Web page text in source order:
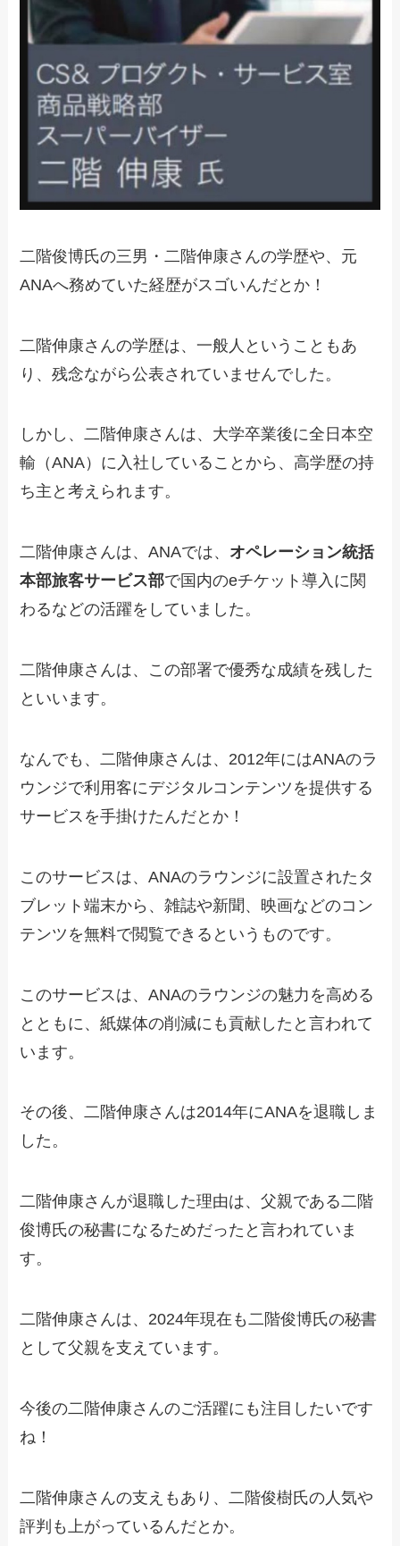
二階俊博氏の三男・二階伸康さんの学歴や、元
ANAへ務めていた経歴がスゴいんだとか！
二階伸康さんの学歴は、一般人ということもあ
り、残念ながら公表されていませんでした。
しかし、二階伸康さんは、大学卒業後に全日本空
輸（ANA）に入社していることから、高学歴の持
ち主と考えられます。
二階伸康さんは、ANAでは、 オペレーション統括
本部旅客サービス部で国内のeチケット導入に関
わるなどの活躍をしていました。
二階伸康さんは、この部署で優秀な成績を残した
といいます。
なんでも、二階伸康さんは、2012年にはANAのラ
ウンジで利用客にデジタルコンテンツを提供する
サービスを手掛けたんだとか！
このサービスは、ANAのラウンジに設置されたタ
ブレット端末から、雑誌や新聞、映画などのコン
テンツを無料で閲覧できるというものです。
このサービスは、ANAのラウンジの魅力を高める
とともに、紙媒体の削減にも貢献したと言われて
います。
その後、二階伸康さんは2014年にANAを退職しま
した。
二階伸康さんが退職した理由は、父親である二階
俊博氏の秘書になるためだったと言われていま
す。
二階伸康さんは、2024年現在も二階俊博氏の秘書
として父親を支えています。
今後の二階伸康さんのご活躍にも注目したいです
ね！
二階伸康さんの支えもあり、二階俊樹氏の人気や
評判も上がっているんだとか。